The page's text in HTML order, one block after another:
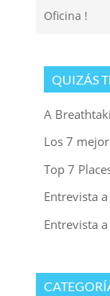
Oficina !
QUIZÁS
A
Los 7
Top 7
Entrevista
Entrevista